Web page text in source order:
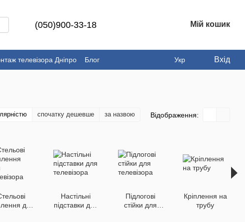
(050)900-33-18 Мій кошик
телевізора Дніпро
Блог
Укр Вхід
спочатку дешевше за назвою Відображення:
для
Настільні
підставки для
Підлогові
стійки для
Кріплення на
трубу